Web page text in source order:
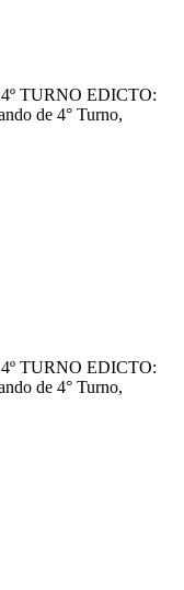
TURNO EDICTO:
de 4° Turno,
TURNO EDICTO:
de 4° Turno,